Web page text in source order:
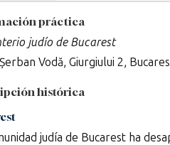
práctica
judío de Bucarest
Vodă, Giurgiului 2,
histórica
judía de Bucarest ha